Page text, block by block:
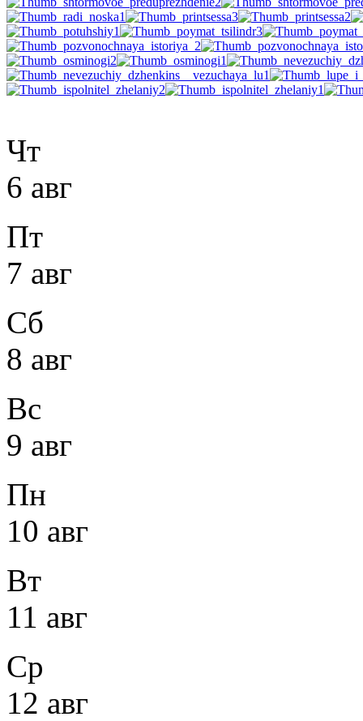
Чт
6 авг
Пт
7 авг
Сб
8 авг
Вс
9 авг
Пн
10 авг
Вт
11 авг
Ср
12 авг